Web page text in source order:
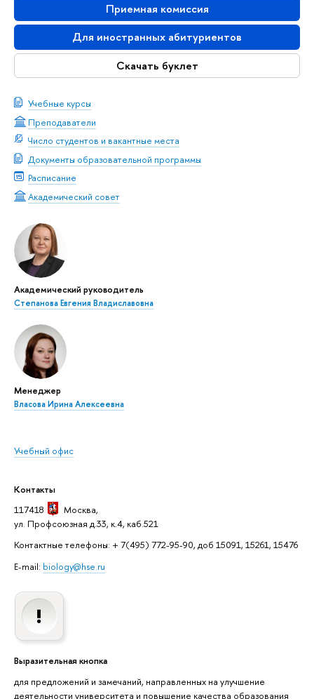
Приемная комиссия
Для иностранных абитуриентов
Скачать буклет
Учебные курсы
Преподаватели
Число студентов и вакантные места
Документы образовательной программы
Расписание
Академический совет
Академический руководитель
Степанова Евгения Владиславовна
Менеджер
Власова Ирина Алексеевна
Учебный офис
Контакты
117418
Москва,
ул. Профсоюзная д.33, к.4, каб.521
Контактные телефоны: + 7(495) 772-95-90, доб 15091, 15261, 15476
E-mail: biology@hse.ru
Выразительная кнопка
для предложений и замечаний, направленных на улучшение
деятельности университета и повышение качества образования